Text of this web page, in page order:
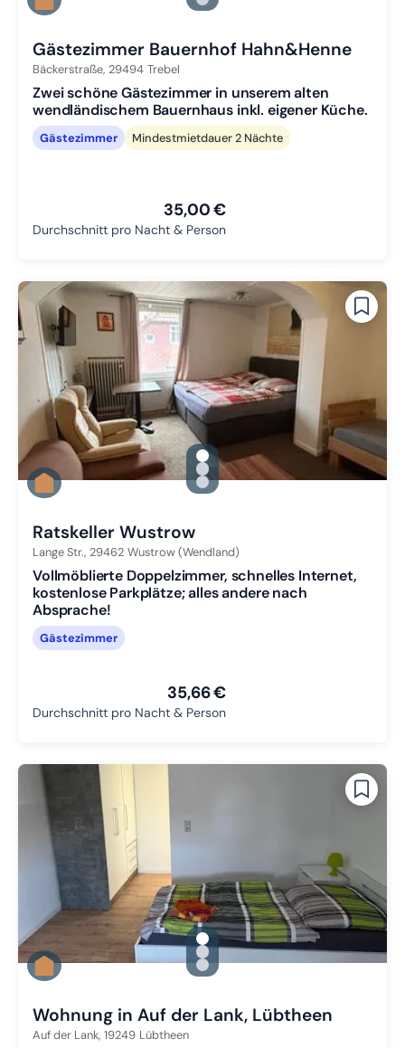
Zu Slide 3 wechseln
Gästezimmer Bauernhof Hahn&Henne
Bäckerstraße, 29494 Trebel
Zwei schöne Gästezimmer in unserem alten
wendländischem Bauernhaus inkl. eigener Küche.
Gästezimmer Mindestmietdauer 2 Nächte
35,00 €
Durchschnitt pro Nacht & Person
gallery.slide_selector
Zu Slide 1 wechseln
Zu Slide 2 wechseln
Zu Slide 3 wechseln
Ratskeller Wustrow
Lange Str., 29462 Wustrow (Wendland)
Vollmöblierte Doppelzimmer, schnelles Internet,
kostenlose Parkplätze; alles andere nach
Absprache!
Gästezimmer
35,66 €
Durchschnitt pro Nacht & Person
gallery.slide_selector
Zu Slide 1 wechseln
Zu Slide 2 wechseln
Zu Slide 3 wechseln
Wohnung in Auf der Lank, Lübtheen
Auf der Lank, 19249 Lübtheen